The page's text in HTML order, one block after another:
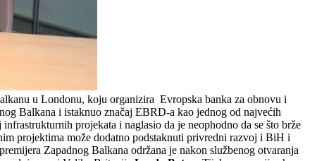
u Londonu, koju organizira Evropska banka za obnovu i
Balkana i istaknuo značaj EBRD-a kao jednog od najvećih
projekata i naglasio da je neophodno da se što brže
projektima može dodatno podstaknuti privredni razvoj i BiH i
Zapadnog Balkana održana je nakon službenog otvaranja